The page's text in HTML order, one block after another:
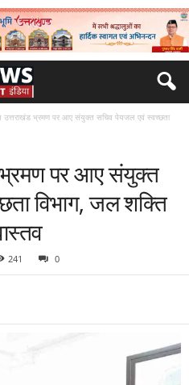
उत्तराखंड भ्रमण पर आए संयुक्त सचिव पेयजल एवं स्वच्छता
भ्रमण पर आए संयुक्त
विभाग, जल शक्ति
241 0